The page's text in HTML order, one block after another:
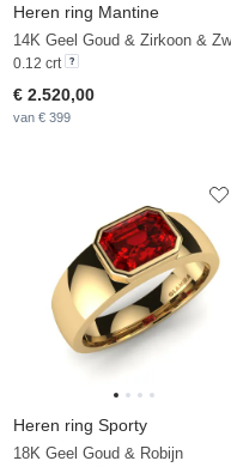
Heren ring Mantine
0.12 crt
€ 2.520,00
van € 399
Heren ring Sporty
18K Geel Goud & Robijn